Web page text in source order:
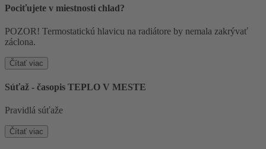
Pociťujete v miestnosti chlad?
POZOR! Termostatickú hlavicu na radiátore by nemala zakrývať
záclona.
Čítať viac
Súťaž - časopis TEPLO V MESTE
Pravidlá súťaže
Čítať viac